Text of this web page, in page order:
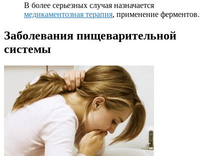
В более серьезных случая назначается
медикаментозная терапия, применение ферментов.
Заболевания пищеварительной
системы